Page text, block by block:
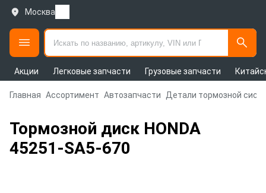
Москва
Акции Легковые запчасти Грузовые запчасти
Главная Ассортимент Автозапчасти Детали тормозной
Тормозной диск HONDA
45251-SA5-670